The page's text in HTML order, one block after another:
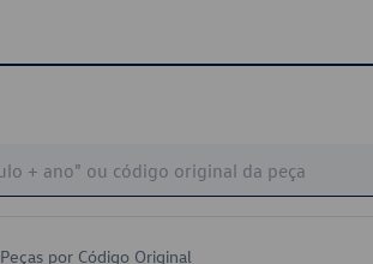
Peças por Código Original